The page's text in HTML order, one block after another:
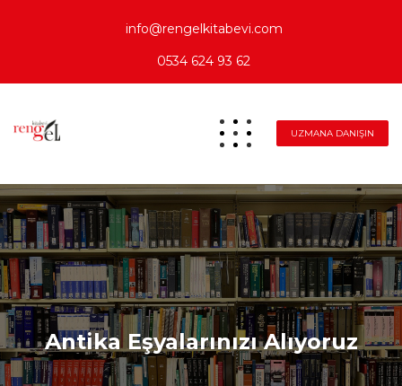
info@rengelkitabevi.com
0534 624 93 62
UZMANA DANIŞIN
Antika Eşyalarınızı Alıyoruz